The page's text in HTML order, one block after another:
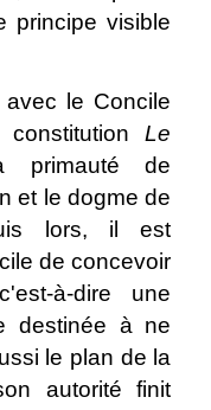
principe visible
le Concile
Le
de
et le dogme de
lors, il est
de concevoir
à-dire une
destinée à ne
le plan de la
autorité finit